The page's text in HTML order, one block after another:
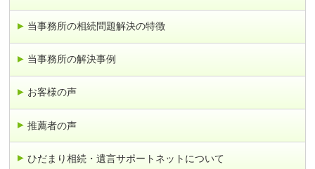
当事務所の相続問題解決の特徴
当事務所の解決事例
お客様の声
推薦者の声
ひだまり相続・遺言サポートネットについて